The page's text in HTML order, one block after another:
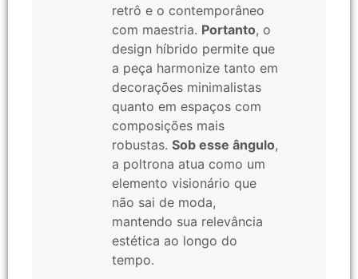
retrô e o contemporâneo
com maestria. Portanto, o
design híbrido permite que
a peça harmonize tanto em
decorações minimalistas
quanto em espaços com
composições mais
robustas. Sob esse ângulo,
a poltrona atua como um
elemento visionário que
não sai de moda,
mantendo sua relevância
estética ao longo do
tempo.